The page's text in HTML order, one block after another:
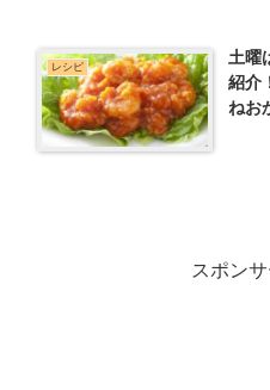
レシピ
土曜
紹介
ねお
スポン